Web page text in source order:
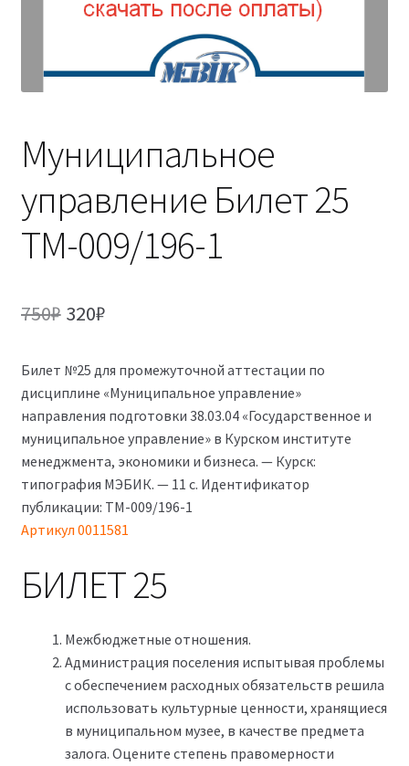
(Магистратура)
38.04.04 Государственное и муниципальное
управление 2,5 года (Магистратура)
Муниципальное
управление Билет 25
ТМ-009/196-1
750₽ Первоначальная
составляла
750₽.
320₽Текущая
320₽.
Билет №25 для промежуточной аттестации по
дисциплине «Муниципальное управление»
направления подготовки 38.03.04 «Государственное и
муниципальное управление» в Курском институте
менеджмента, экономики и бизнеса. — Курск:
типография МЭБИК. — 11 с. Идентификатор
публикации: ТМ-009/196-1
Артикул 0011581
БИЛЕТ 25
Межбюджетные отношения.
Администрация поселения испытывая проблемы
с обеспечением расходных обязательств решила
использовать культурные ценности, хранящиеся
в муниципальном музее, в качестве предмета
залога. Оцените степень правомерности